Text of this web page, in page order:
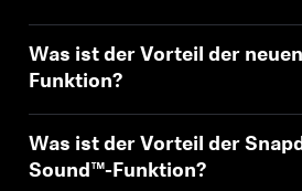
Professionell
Was ist der Vorteil der
Funktion?
Was ist der Vorteil der
Sound™-Funktion?